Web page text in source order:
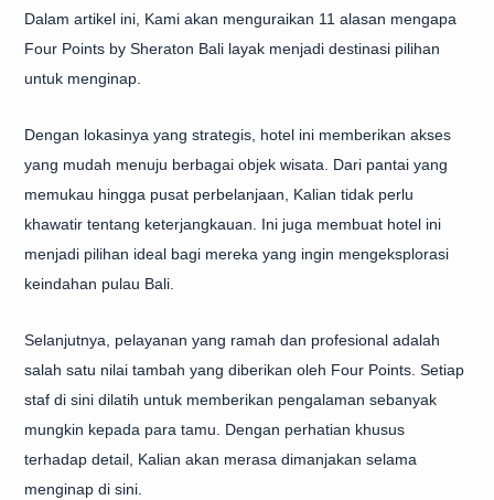
Dalam artikel ini, Kami akan menguraikan 11 alasan mengapa
Four Points by Sheraton Bali layak menjadi destinasi pilihan
untuk menginap.
Dengan lokasinya yang strategis, hotel ini memberikan akses
yang mudah menuju berbagai objek wisata. Dari pantai yang
memukau hingga pusat perbelanjaan, Kalian tidak perlu
khawatir tentang keterjangkauan. Ini juga membuat hotel ini
menjadi pilihan ideal bagi mereka yang ingin mengeksplorasi
keindahan pulau Bali.
Selanjutnya, pelayanan yang ramah dan profesional adalah
salah satu nilai tambah yang diberikan oleh Four Points. Setiap
staf di sini dilatih untuk memberikan pengalaman sebanyak
mungkin kepada para tamu. Dengan perhatian khusus
terhadap detail, Kalian akan merasa dimanjakan selama
menginap di sini.